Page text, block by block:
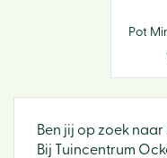
Pot
Ben jij op zoek naar
Bij Tuincentrum